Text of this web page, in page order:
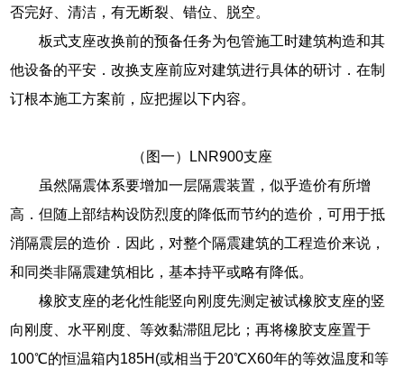
否完好、清洁，有无断裂、错位、脱空。
板式支座改换前的预备任务为包管施工时建筑构造和其
他设备的平安．改换支座前应对建筑进行具体的研讨．在制
订根本施工方案前，应把握以下内容。
（图一）LNR900支座
虽然隔震体系要增加一层隔震装置，似乎造价有所增
高．但随上部结构设防烈度的降低而节约的造价，可用于抵
消隔震层的造价．因此，对整个隔震建筑的工程造价来说，
和同类非隔震建筑相比，基本持平或略有降低。
橡胶支座的老化性能竖向刚度先测定被试橡胶支座的竖
向刚度、水平刚度、等效黏滞阻尼比；再将橡胶支座置于
100℃的恒温箱内185H(或相当于20℃X60年的等效温度和等